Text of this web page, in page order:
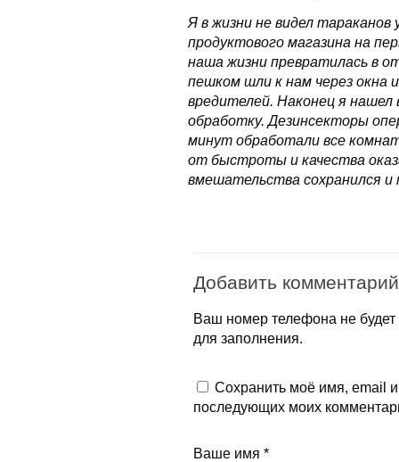
Я в жизни не видел
продуктового магазина на
наша жизни превратилась в
пешком шли к нам через окна
вредителей. Наконец я нашел
обработку. Дезинсекторы
минут обработали все
от быстроты и качества
вмешательства сохранился и
Добавить комментарий
Ваш номер телефона не
для заполнения.
Ваше имя *
Сохранить моё имя, email
последующих моих